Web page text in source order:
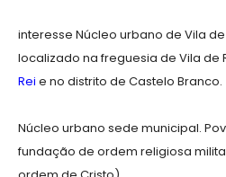
interesse Núcleo urbano de Vila
localizado na freguesia de Vila de
Rei e no distrito de Castelo Branco.
Núcleo urbano sede municipal.
fundação de ordem religiosa